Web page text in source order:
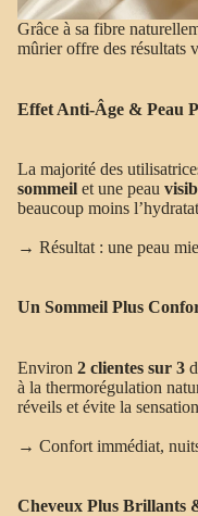
Grâce à sa fibre
mûrier offre des résultats
Effet Anti-Âge & Peau
La majorité des
sommeil et une peau
beaucoup moins
→ Résultat : une peau
Un Sommeil Plus
Environ 2 clientes sur 3
à la thermorégulation
réveils et évite la
→ Confort immédiat,
Cheveux Plus Brillants